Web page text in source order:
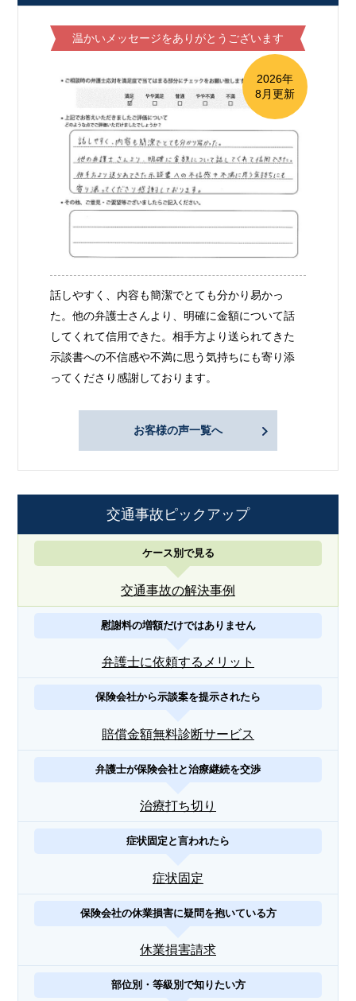
温かいメッセージをありがとうございます
2026年
8月更新
話しやすく、内容も簡潔でとても分かり易かっ
た。他の弁護士さんより、明確に金額について話
してくれて信用できた。相手方より送られてきた
示談書への不信感や不満に思う気持ちにも寄り添
ってくださり感謝しております。
お客様の声一覧へ
交通事故ピックアップ
ケース別で見る
交通事故の解決事例
慰謝料の増額だけではありません
弁護士に依頼するメリット
保険会社から示談案を提示されたら
賠償金額無料診断サービス
弁護士が保険会社と治療継続を交渉
治療打ち切り
症状固定と言われたら
症状固定
保険会社の休業損害に疑問を抱いている方
休業損害請求
部位別・等級別で知りたい方